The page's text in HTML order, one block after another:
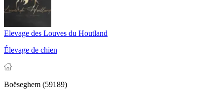
Elevage des Louves du Houtland
Élevage de chien
Boëseghem (59189)